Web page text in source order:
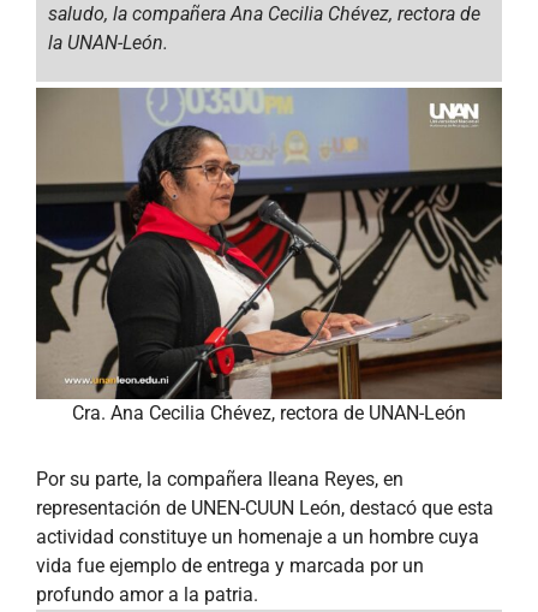
saludo, la compañera Ana Cecilia Chévez, rectora de
la UNAN-León.
Cra. Ana Cecilia Chévez, rectora de UNAN-León
Por su parte, la compañera Ileana Reyes, en
representación de UNEN-CUUN León, destacó que esta
actividad constituye un homenaje a un hombre cuya
vida fue ejemplo de entrega y marcada por un
profundo amor a la patria.